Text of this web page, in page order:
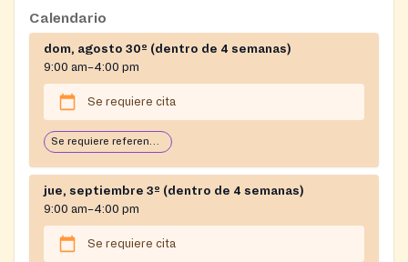
Calendario
dom, agosto 30º (dentro de 4 semanas)
9:00 am–4:00 pm
Se requiere cita
Se requiere referencia. Lemontree puede proporcionar esta referencia. Consulte los requisitos en las notas.
jue, septiembre 3º (dentro de 4 semanas)
9:00 am–4:00 pm
Se requiere cita